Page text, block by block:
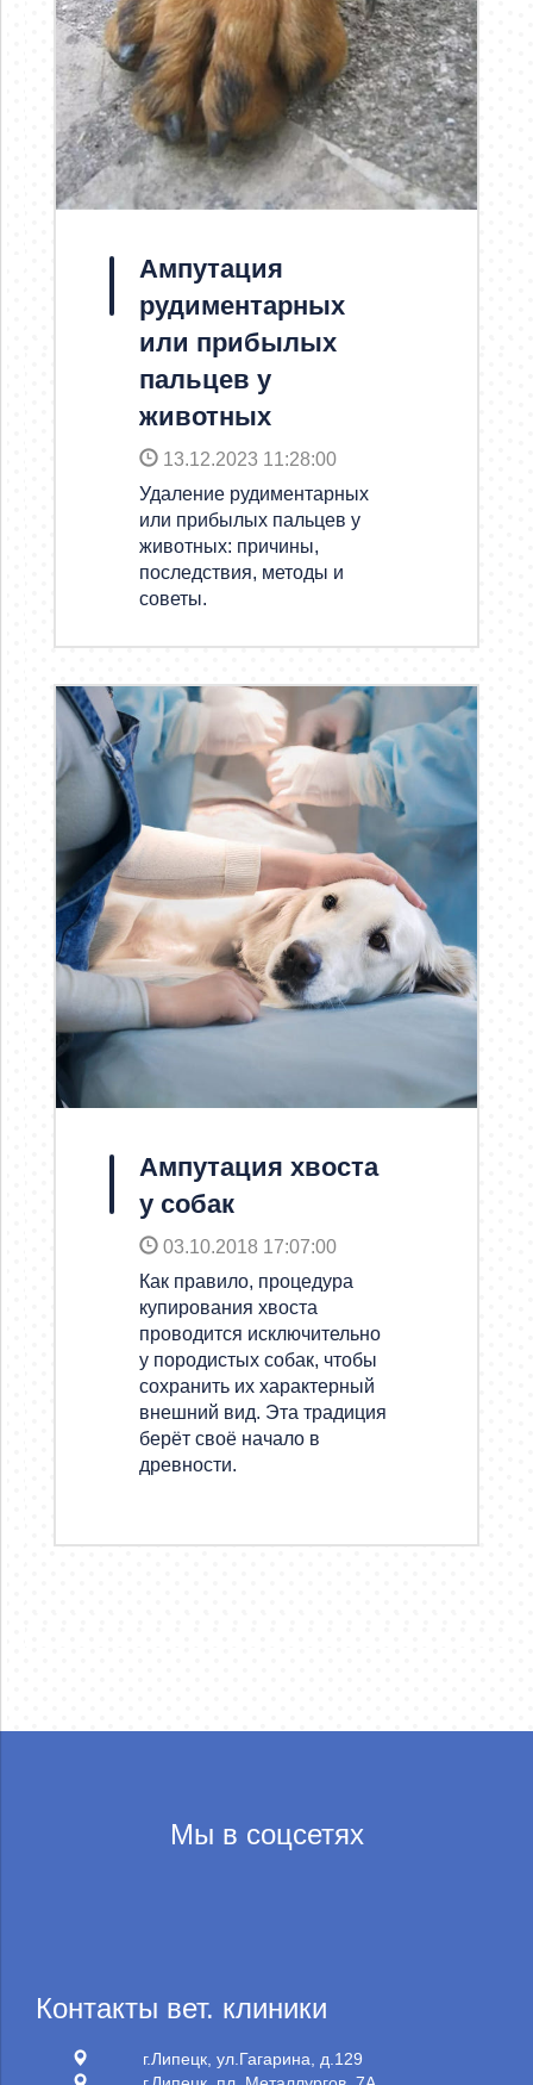
Ампутация
рудиментарных
или прибылых
пальцев у
животных
13.12.2023 11:28:00
Удаление рудиментарных
или прибылых пальцев у
животных: причины,
последствия, методы и
советы.
Ампутация хвоста
у собак
03.10.2018 17:07:00
Как правило, процедура
купирования хвоста
проводится исключительно
у породистых собак, чтобы
сохранить их характерный
внешний вид. Эта традиция
берёт своё начало в
древности.
Мы в соцсетях
Контакты вет. клиники
г.Липецк, ул.Гагарина, д.129